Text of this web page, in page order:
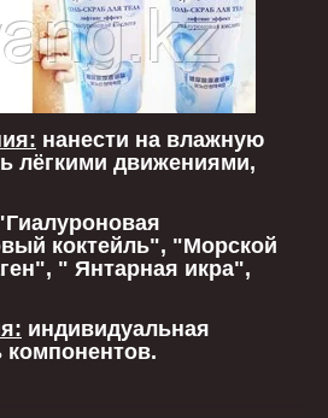
нанести на влажную
лёгкими движениями,
коктейль", "Морской
" Янтарная икра",
индивидуальная
компонентов.